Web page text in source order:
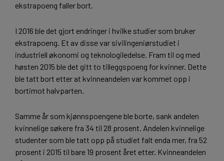
ekstrapoeng faller bort.
I 2016 ble det gjort endringer i hvilke studier som bruker
ekstrapoeng. Et av disse var sivilingeniørstudiet i
industriell økonomi og teknologiledelse. Fram til og med
høsten 2015 ble det gitt to tilleggspoeng for kvinner. Dette
ble tatt bort etter at kvinneandelen var kommet opp i
bortimot halvparten.
Samme år som kjønnspoengene ble borte, sank andelen
kvinnelige søkere fra 34 til 28 prosent. Andelen kvinnelige
studenter som ble tatt opp på studiet falt enda mer, fra 52
prosent i 2015 til bare 19 prosent året etter. Kvinneandelen